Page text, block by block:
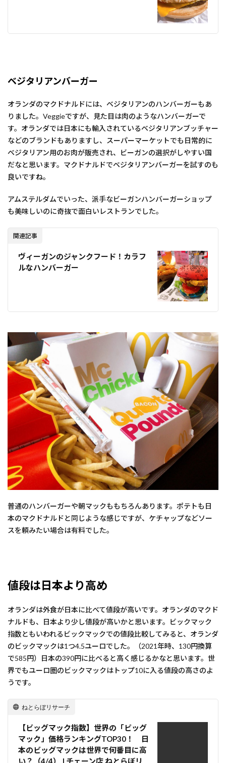
ベジタリアンバーガー
オランダのマクドナルドには、ベジタリアンのハンバーガーもあ
りました。Veggieですが、見た目は肉のようなハンバーガーで
す。オランダでは日本にも輸入されているベジタリアンブッチャー
などのブランドもありますし、スーパーマーケットでも日常的に
ベジタリアン用のお肉が販売され、ビーガンの選択がしやすい国
だなと思います。マクドナルドでベジタリアンバーガーを試すのも
良いですね。
アムステルダムでいった、派手なビーガンハンバーガーショップ
も美味しいのに奇抜で面白いレストランでした。
関連記事
ヴィーガンのジャンクフード！カラフ
ルなハンバーガー
普通のハンバーガーや朝マックももちろんあります。ポテトも日
本のマクドナルドと同じような感じですが、ケチャップなどソー
スを頼みたい場合は有料でした。
値段は日本より高め
オランダは外食が日本に比べて値段が高いです。オランダのマクド
ナルドも、日本より少し値段が高いかと思います。ビックマック
指数ともいわれるビックマックでの値段比較してみると、オランダ
のビックマックは1つ4.5ユーロでした。（2021年時、130円換算
で585円）日本の390円に比べると高く感じるかなと思います。世
界でもユーロ圏のビックマックはトップ10に入る値段の高さのよ
うです。
ねとらぼリサーチ
【ビッグマック指数】世界の「ビッグ
マック」価格ランキングTOP30！ 日
本のビッグマックは世界で何番目に高
い？（4/4） | チェーン店 ねとらぼリ